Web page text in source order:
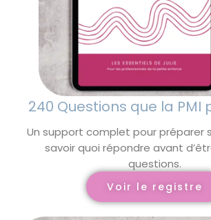
240 Questions que la PMI
Un support complet pour préparer
savoir quoi répondre avant
questions.
Voir le registre